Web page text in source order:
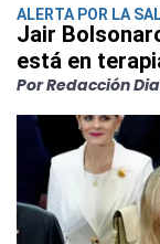
ALERTA POR LA
Jair
está en
Por Redacción